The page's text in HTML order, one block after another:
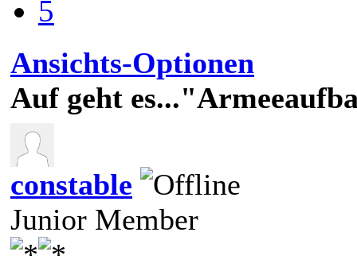
5
Ansichts-Optionen
Auf geht
constable
Junior Member